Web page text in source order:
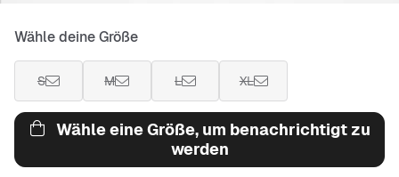
Wähle deine Größe
S M L XL
Wähle eine Größe, um benachrichtigt zu
werden